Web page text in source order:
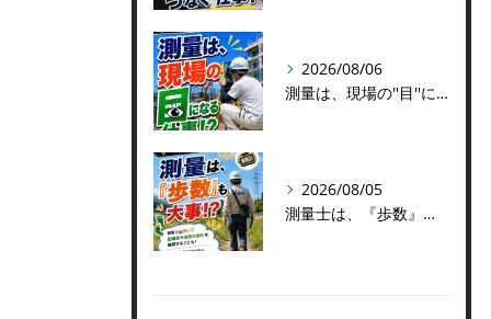
2026/08/06
測量は、現場の''目''になる仕事！？
2026/08/05
測量士は、『歩数』も大事！？